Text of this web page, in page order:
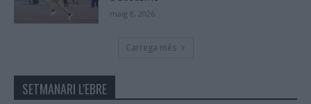
maig 8, 2026
Carrega més
SETMANARI L'EBRE